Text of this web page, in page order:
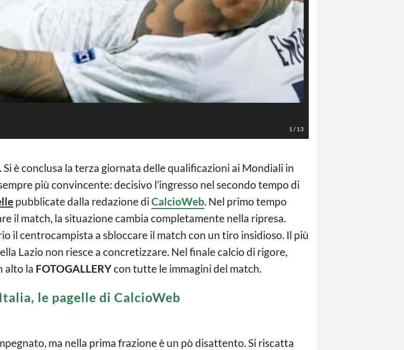
1/13
. Si è conclusa la terza giornata delle qualificazioni ai Mondiali in
più convincente: decisivo l’ingresso nel secondo tempo di
pubblicate dalla redazione di CalcioWeb. Nel primo tempo
il match, la situazione cambia completamente nella ripresa.
il centrocampista a sbloccare il match con un tiro insidioso. Il più
Lazio non riesce a concretizzare. Nel finale calcio di rigore,
alto la FOTOGALLERYcon tutte le immagini del match.
le pagelle di CalcioWeb
ma nella prima frazione è un pò disattento. Si riscatta